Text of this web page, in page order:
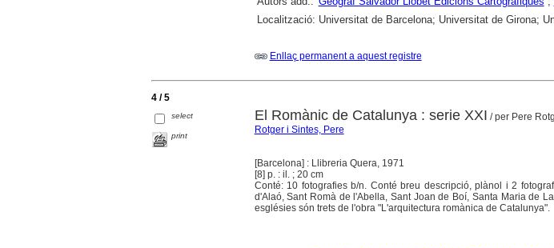
Localització: Universitat de Barcelona; Universitat de Girona;
Enllaç permanent a aquest registre
4 / 5
select
print
El Romànic de Catalunya : serie XXI / per Pere
Rotger i Sintes, Pere
[Barcelona] : Llibreria Quera, 1971
[8] p. : il. ; 20 cm
Conté: 10 fotografies b/n. Conté breu descripció, plànol i 2
d'Alaó, Sant Romà de l'Abella, Sant Joan de Boí, Santa Maria de
esglésies són trets de l'obra "L'arquitectura romànica de Catalunya".